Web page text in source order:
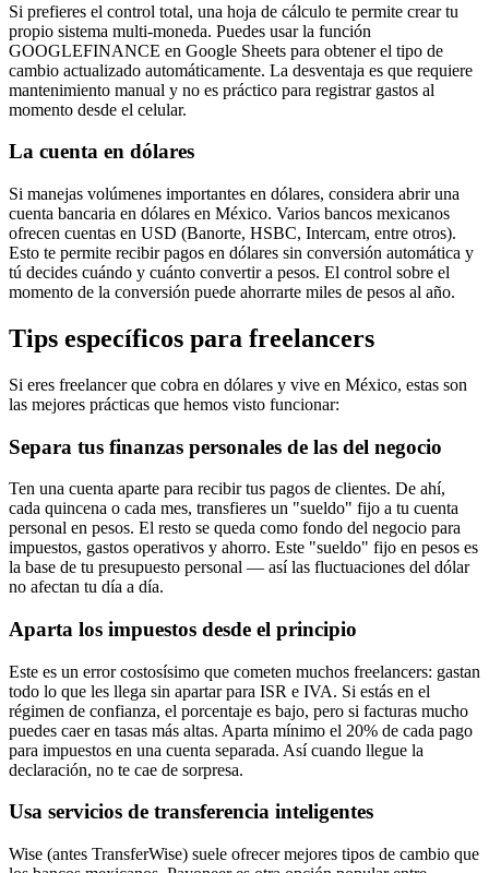
Si prefieres el control total, una hoja de cálculo te permite crear tu
propio sistema multi-moneda. Puedes usar la función
GOOGLEFINANCE en Google Sheets para obtener el tipo de
cambio actualizado automáticamente. La desventaja es que requiere
mantenimiento manual y no es práctico para registrar gastos al
momento desde el celular.
La cuenta en dólares
Si manejas volúmenes importantes en dólares, considera abrir una
cuenta bancaria en dólares en México. Varios bancos mexicanos
ofrecen cuentas en USD (Banorte, HSBC, Intercam, entre otros).
Esto te permite recibir pagos en dólares sin conversión automática y
tú decides cuándo y cuánto convertir a pesos. El control sobre el
momento de la conversión puede ahorrarte miles de pesos al año.
Tips específicos para freelancers
Si eres freelancer que cobra en dólares y vive en México, estas son
las mejores prácticas que hemos visto funcionar:
Separa tus finanzas personales de las del negocio
Ten una cuenta aparte para recibir tus pagos de clientes. De ahí,
cada quincena o cada mes, transfieres un "sueldo" fijo a tu cuenta
personal en pesos. El resto se queda como fondo del negocio para
impuestos, gastos operativos y ahorro. Este "sueldo" fijo en pesos es
la base de tu presupuesto personal — así las fluctuaciones del dólar
no afectan tu día a día.
Aparta los impuestos desde el principio
Este es un error costosísimo que cometen muchos freelancers: gastan
todo lo que les llega sin apartar para ISR e IVA. Si estás en el
régimen de confianza, el porcentaje es bajo, pero si facturas mucho
puedes caer en tasas más altas. Aparta mínimo el 20% de cada pago
para impuestos en una cuenta separada. Así cuando llegue la
declaración, no te cae de sorpresa.
Usa servicios de transferencia inteligentes
Wise (antes TransferWise) suele ofrecer mejores tipos de cambio que